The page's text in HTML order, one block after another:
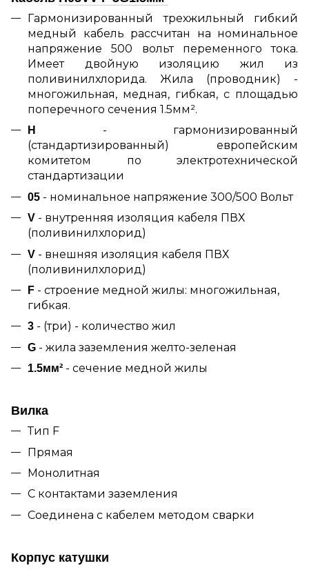
Гармонизированный трехжильный гибкий
медный кабель рассчитан на номинальное
напряжение 500 вольт переменного тока.
Имеет двойную изоляцию жил из
поливинилхлорида. Жила (проводник) -
многожильная, медная, гибкая, с площадью
поперечного сечения 1.5мм².
H
- гармонизированный
(стандартизированный) европейским
комитетом по электротехнической
стандартизации
05 - номинальное напряжение 300/500 Вольт
V - внутренняя изоляция кабеля ПВХ
(поливинилхлорид)
V - внешняя изоляция кабеля ПВХ
(поливинилхлорид)
F - строение медной жилы: многожильная,
гибкая.
3 - (три) - количество жил
G - жила заземления желто-зеленая
1.5мм² - сечение медной жилы
Вилка
Тип F
Прямая
Монолитная
С контактами заземления
Соединена с кабелем методом сварки
Корпус катушки